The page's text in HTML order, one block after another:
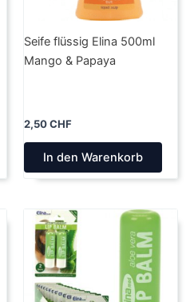
Seife flüssig Elina 500ml
Mango & Papaya
2,50CHF
In den Warenkorb